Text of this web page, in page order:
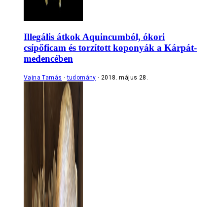
Illegális átkok Aquincumból, ókori
csípőficam és torzított koponyák a Kárpát-
medencében
Vajna Tamás tudomány 2018. május 28.